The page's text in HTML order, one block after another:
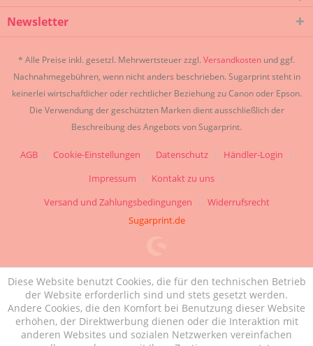
Newsletter
* Alle Preise inkl. gesetzl. Mehrwertsteuer zzgl. Versandkosten und ggf.
Nachnahmegebühren, wenn nicht anders beschrieben. Sugarprint steht in
keinerlei wirtschaftlicher oder rechtlicher Beziehung zu Canon oder Epson.
Die Verwendung der geschützten Marken dient ausschließlich der
Beschreibung des Angebots von Sugarprint.
AGB Cookie-Einstellungen Datenschutz
Händler-Login
Impressum
Kontakt zu uns
Versand und Zahlungsbedingungen
Widerrufsrecht
Sugarprint.de
Diese Website benutzt Cookies, die für den technischen Betrieb
der Website erforderlich sind und stets gesetzt werden.
Andere Cookies, die den Komfort bei Benutzung dieser Website
erhöhen, der Direktwerbung dienen oder die Interaktion mit
anderen Websites und sozialen Netzwerken vereinfachen